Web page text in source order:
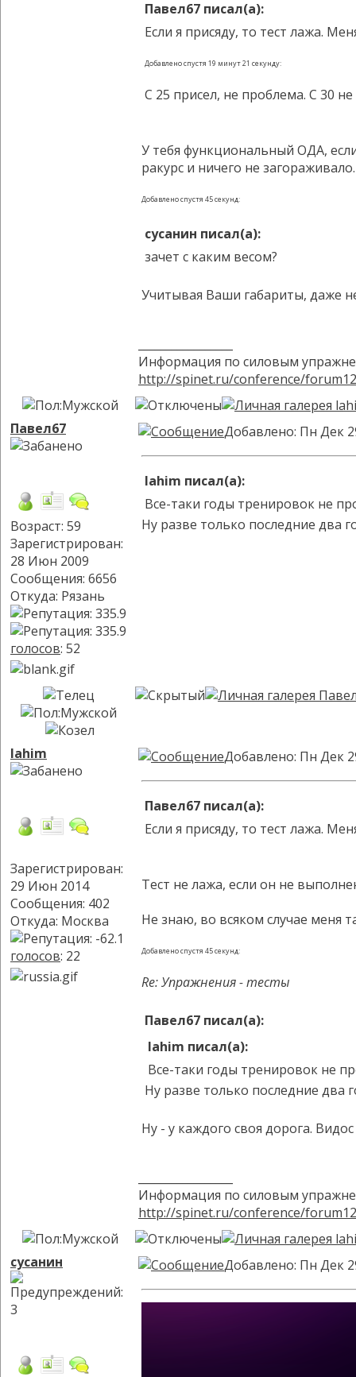
Павел67 писал(а):
Если я присяду, то тест лажа.
Добавлено спустя 19 минут 21 секунду:
С 25 присел, не проблема. С 30
У тебя функциональный ОДА,
ракурс и ничего не загораживало.
Добавлено спустя 45 секунд:
сусанин писал(а):
зачет с каким весом?
Учитывая Ваши габариты, даже
Информация по силовым
http://spinet.ru/conference/
Павел67
Возраст: 59
Зарегистрирован:
28 Июн 2009
Сообщения: 6656
Откуда: Рязань
голосов: 52
Добавлено: Пн Дек
lahim писал(а):
Все-таки годы тренировок не
Ну разве только последние два
lahim
Зарегистрирован:
29 Июн 2014
Сообщения: 402
Откуда: Москва
голосов: 22
Добавлено: Пн Дек
Павел67 писал(а):
Если я присяду, то тест лажа.
Тест не лажа, если он не
Не знаю, во всяком случае меня
Добавлено спустя 45 секунд:
Re: Упражнения - тесты
Павел67 писал(а):
lahim писал(а):
Все-таки годы тренировок не
Ну разве только последние два
Ну - у каждого своя дорога. Видос
Информация по силовым
http://spinet.ru/conference/
сусанин Добавлено: Пн Дек